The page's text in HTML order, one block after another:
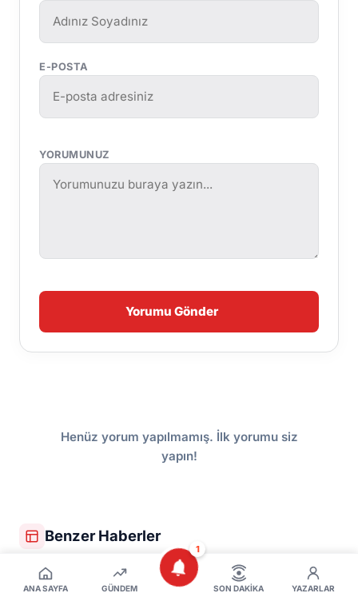
ANA SAYFA GÜNDEM
1
SON DAKIKA YAZARLAR
E-POSTA
YORUMUNUZ
Yorumu Gönder
Henüz yorum yapılmamış. İlk yorumu siz
yapın!
Benzer Haberler
İnegöl'de Elektrikli Bisiklet Faciası: 3